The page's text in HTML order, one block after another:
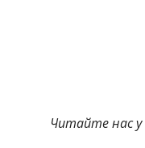
Читайте нас у